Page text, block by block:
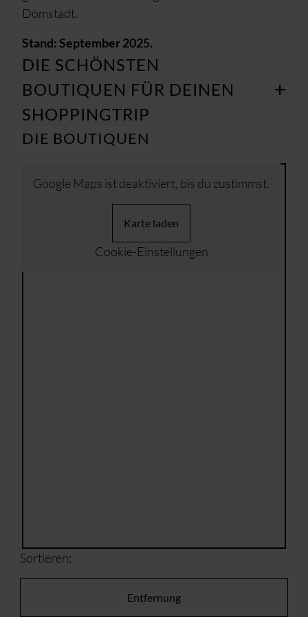
Domstadt.
Stand: September 2025.
DIE SCHÖNSTEN
BOUTIQUEN FÜR DEINEN
SHOPPINGTRIP
DIE BOUTIQUEN
Google Maps ist deaktiviert, bis du zustimmst.
Karte laden
Cookie-Einstellungen
Sortieren:
Entfernung